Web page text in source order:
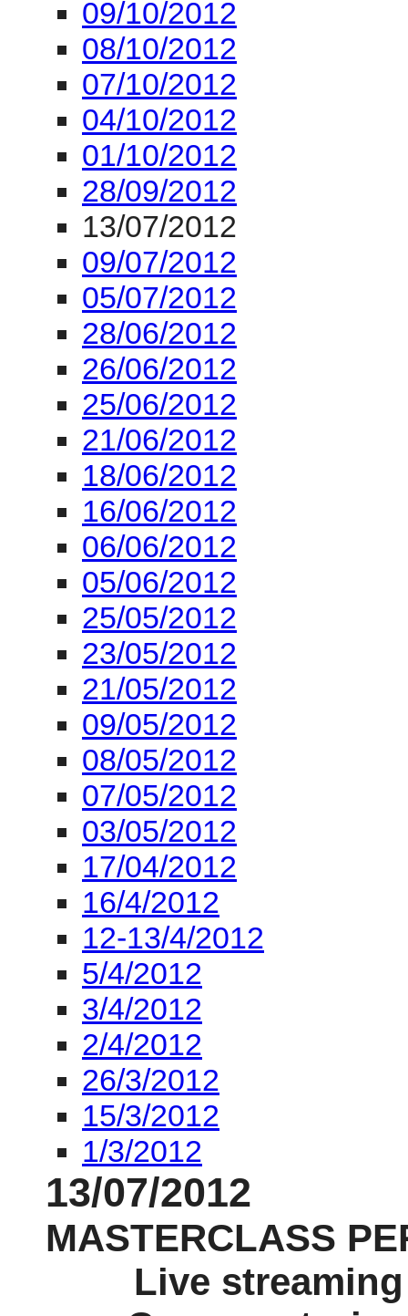
09/10/2012
08/10/2012
07/10/2012
04/10/2012
01/10/2012
28/09/2012
13/07/2012
09/07/2012
05/07/2012
28/06/2012
26/06/2012
25/06/2012
21/06/2012
18/06/2012
16/06/2012
06/06/2012
05/06/2012
25/05/2012
23/05/2012
21/05/2012
09/05/2012
08/05/2012
07/05/2012
03/05/2012
17/04/2012
16/4/2012
12-13/4/2012
5/4/2012
3/4/2012
2/4/2012
26/3/2012
15/3/2012
1/3/2012
13/07/2012
MASTERCLASS
Live